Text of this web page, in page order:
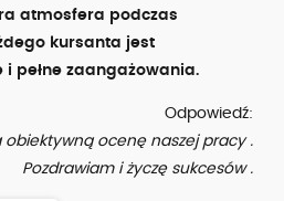
atmosfera podczas
kursanta jest
pełne zaangażowania.
Odpowiedź:
obiektywną ocenę naszej pracy .
Pozdrawiam i życzę sukcesów .